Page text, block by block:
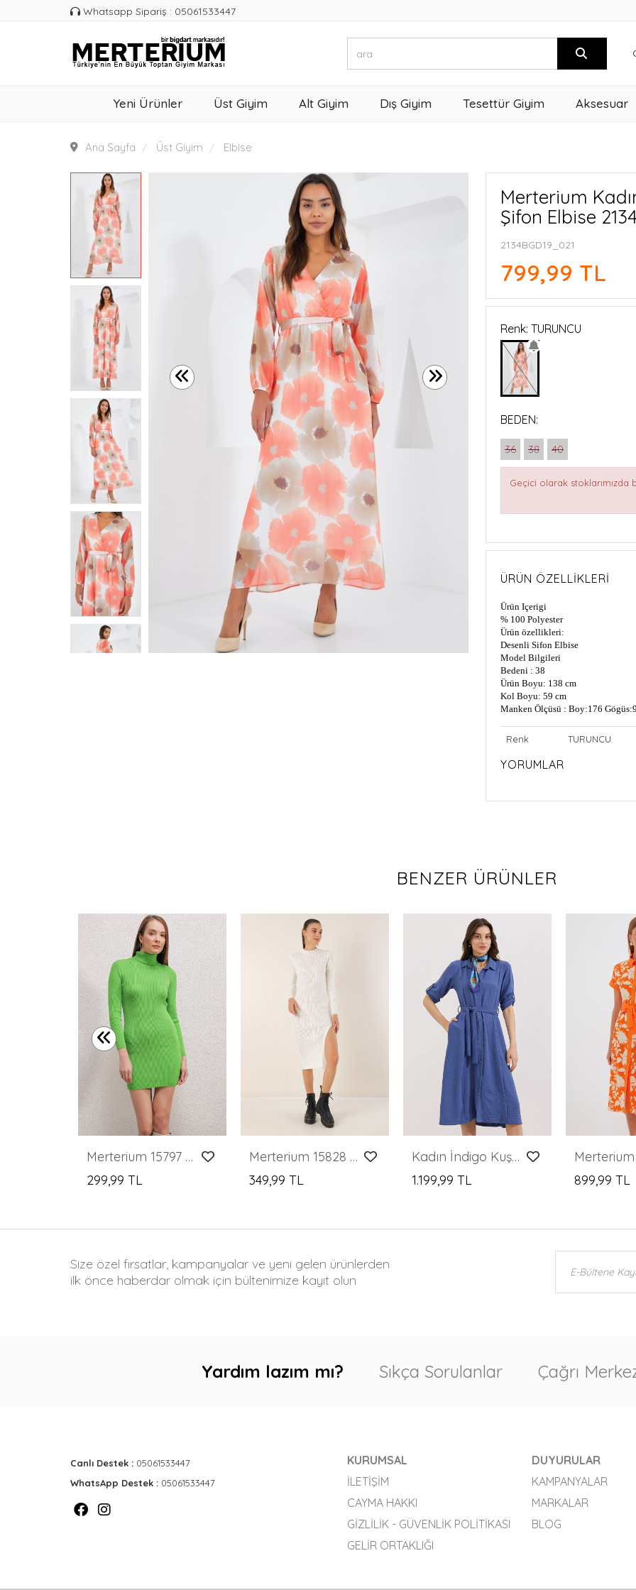
Whatsapp Sipariş : 05061533447
Yeni Ürünler Üst Giyim Alt Giyim Dış Giyim Tesettür Giyim Aksesuar
Ana Sayfa Üst Giyim Elbise
Merterium
Şifon Elbise 2134
2134BGD19_021
799,99 TL
Renk: TURUNCU
BEDEN:
36 38 40
Geçici olarak stoklarımızda
ÜRÜN ÖZELLIKLERI
Ürün Içerigi
% 100 Polyester
Ürün özellikleri:
Desenli Sifon Elbise
Model Bilgileri
Bedeni : 38
Ürün Boyu: 138 cm
Kol Boyu: 59 cm
Manken Ölçüsü : Boy:176
Renk TURUNCU
YORUMLAR
BENZER ÜRÜNLER
Merterium 15797 Balıkçı Yaka Triko Elbise - Y.Yeşil
299,99 TL
Merterium 15828 Yırtmaçlı Triko Elbise - Beyaz
349,99 TL
Kadın İndigo Kuşaklı Gömlek Elbise 2442
1.199,99 TL
899,99 TL
Size özel fırsatlar, kampanyalar ve yeni gelen ürünlerden
ilk önce haberdar olmak için bültenimize kayıt olun
Yardım lazım mı? Sıkça Sorulanlar Çağrı
Canlı Destek : 05061533447
WhatsApp Destek : 05061533447
KURUMSAL
İLETIŞIM
CAYMA HAKKI
GIZLILIK - GÜVENLIK POLITIKASI
GELIR ORTAKLIĞI
DUYURULAR
KAMPANYALAR
MARKALAR
BLOG